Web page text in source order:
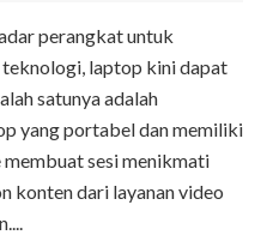
perangkat untuk
laptop kini dapat
satunya adalah
yang portabel dan memiliki
sesi menikmati
konten dari layanan video